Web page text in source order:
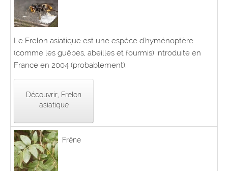
Le Frelon asiatique est une espèce d'hyménoptère
(comme les guêpes, abeilles et fourmis) introduite en
France en 2004 (probablement).
Découvrir, Frelon
asiatique
Frêne